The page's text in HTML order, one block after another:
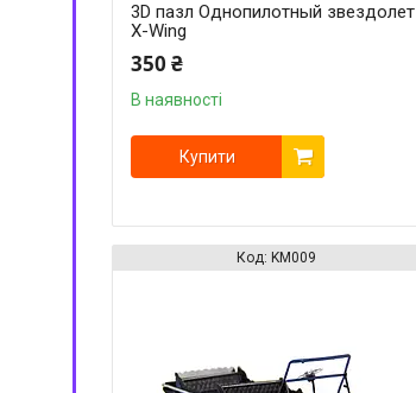
3D пазл Однопилотный звездолет
X-Wing
350 ₴
В наявності
Купити
KM009